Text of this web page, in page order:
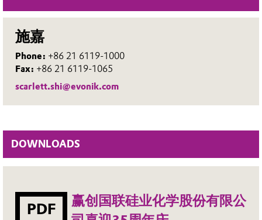
施嘉
Phone: +86 21 6119-1000
Fax: +86 21 6119-1065
scarlett.shi@evonik.com
DOWNLOADS
PDF
赢创国联硅业化学股份有限公